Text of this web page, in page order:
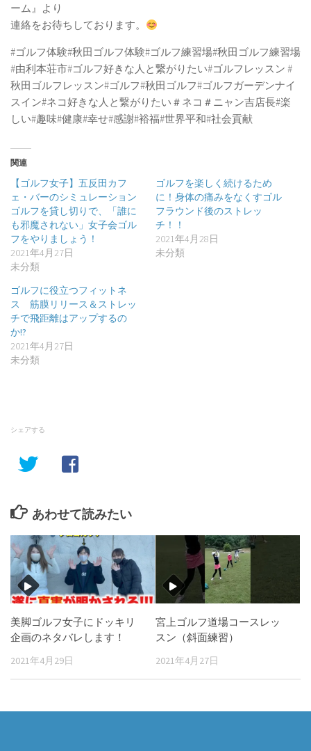
ーム』より
連絡をお待ちしております。
#ゴルフ体験#秋田ゴルフ体験#ゴルフ練習場#秋田ゴルフ練習場
#由利本荘市#ゴルフ好きな人と繋がりたい#ゴルフレッスン #
秋田ゴルフレッスン#ゴルフ#秋田ゴルフ#ゴルフガーデンナイ
スイン#ネコ好きな人と繋がりたい＃ネコ＃ニャン吉店長#楽
しい#趣味#健康#幸せ#感謝#裕福#世界平和#社会貢献
関連
【ゴルフ女子】五反田カフ
ェ・バーのシミュレーション
ゴルフを貸し切りで、「誰に
も邪魔されない」女子会ゴル
フをやりましょう！
2021年4月27日
未分類
ゴルフを楽しく続けるため
に！身体の痛みをなくすゴル
フラウンド後のストレッ
チ！！
2021年4月28日
未分類
ゴルフに役立つフィットネ
ス 筋膜リリース＆ストレッ
チで飛距離はアップするの
か!?
2021年4月27日
未分類
シェアする
あわせて読みたい
美脚ゴルフ女子にドッキリ
企画のネタバレします！
2021年4月29日
宮上ゴルフ道場コースレッ
スン（斜面練習）
2021年4月27日